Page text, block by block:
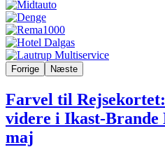
Forrige Næste
Farvel til
videre i Ikast-Brande
maj